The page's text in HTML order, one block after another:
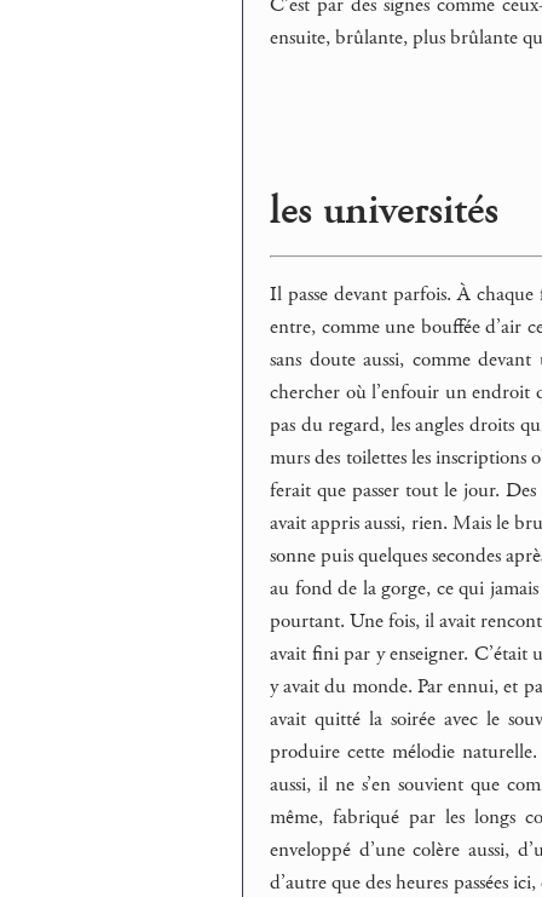
ensuite, brûlante, plus brûlante
les universités
Il passe devant parfois. À chaque
entre, comme une bouffée d’air
sans doute aussi, comme
chercher où l’enfouir un endroit
pas du regard, les angles droits
murs des toilettes les inscriptions
ferait que passer tout le jour. Des
avait appris aussi, rien. Mais le
sonne puis quelques secondes
au fond de la gorge, ce qui jamais
pourtant. Une fois, il avait
avait fini par y enseigner. C’était
y avait du monde. Par ennui, et
avait quitté la soirée avec le
produire cette mélodie
aussi, il ne s’en souvient que
même, fabriqué par les longs
enveloppé d’une colère aussi,
d’autre que des heures passées